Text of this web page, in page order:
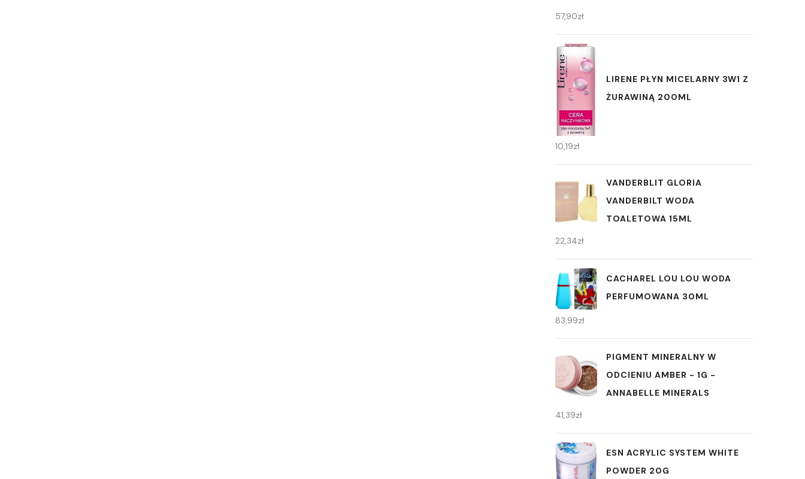
57,90zł
LIRENE PŁYN MICELARNY 3W1 Z
ŻURAWINĄ 200ML
10,19zł
VANDERBLIT GLORIA
VANDERBILT WODA
TOALETOWA 15ML
22,34zł
CACHAREL LOU LOU WODA
PERFUMOWANA 30ML
83,99zł
PIGMENT MINERALNY W
ODCIENIU AMBER - 1G -
ANNABELLE MINERALS
41,39zł
ESN ACRYLIC SYSTEM WHITE
POWDER 20G